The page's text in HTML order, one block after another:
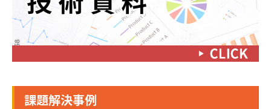
課題解決事例